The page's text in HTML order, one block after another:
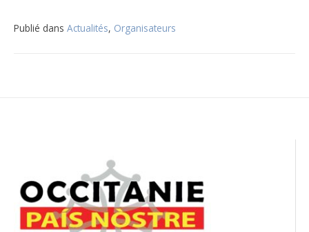
Publié dans Actualités, Organisateurs